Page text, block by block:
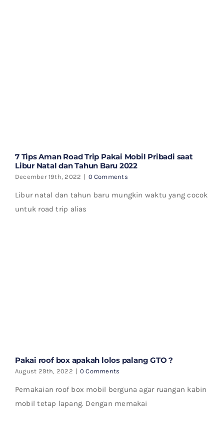
7 Tips Aman Road Trip Pakai Mobil Pribadi saat
Libur Natal dan Tahun Baru 2022
December 19th, 2022 | 0 Comments
Libur natal dan tahun baru mungkin waktu yang cocok
untuk road trip alias
Pakai roof box apakah lolos palang GTO ?
August 29th, 2022 | 0 Comments
Pemakaian roof box mobil berguna agar ruangan kabin
mobil tetap lapang. Dengan memakai